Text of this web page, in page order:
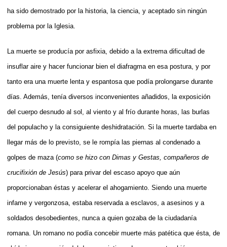
ha sido demostrado por la historia, la ciencia, y aceptado sin ningún
problema por la Iglesia.
La muerte se producía por asfixia, debido a la extrema dificultad de
insuflar aire y hacer funcionar bien el diafragma en esa postura, y por
tanto era una muerte lenta y espantosa que podía prolongarse durante
días. Además, tenía diversos inconvenientes añadidos, la exposición
del cuerpo desnudo al sol, al viento y al frío durante horas, las burlas
del populacho y la consiguiente deshidratación. Si la muerte tardaba en
llegar más de lo previsto, se le rompía las piernas al condenado a
golpes de maza (como se hizo con Dimas y Gestas, compañeros de
crucifixión de Jesús) para privar del escaso apoyo que aún
proporcionaban éstas y acelerar el ahogamiento. Siendo una muerte
infame y vergonzosa, estaba reservada a esclavos, a asesinos y a
soldados desobedientes, nunca a quien gozaba de la ciudadanía
romana. Un romano no podía concebir muerte más patética que ésta, de